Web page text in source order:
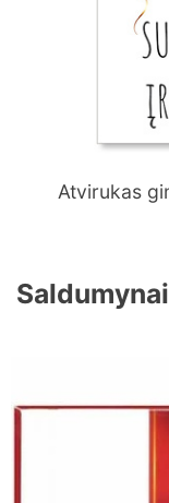
Atvirukas
Saldumynai